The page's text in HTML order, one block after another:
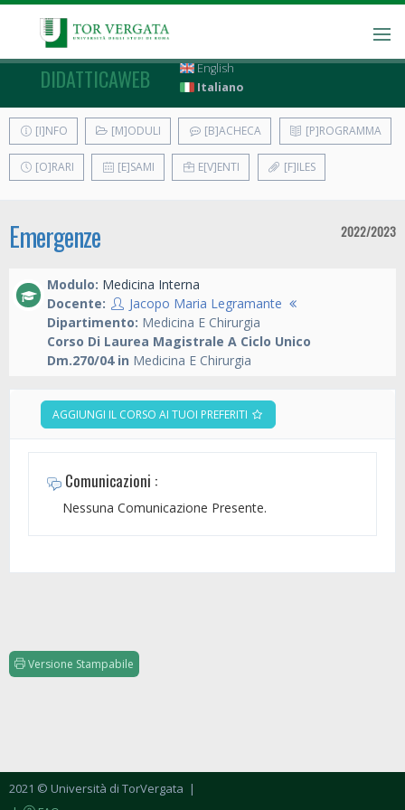
DIDATTICAWEB
English
Italiano
[I]NFO [M]ODULI [B]ACHECA [P]ROGRAMMA
[O]RARI [E]SAMI E[V]ENTI [F]ILES
Emergenze 2022/2023
Modulo: Medicina Interna
Docente:
Jacopo Maria Legramante
Dipartimento: Medicina E Chirurgia
Corso Di Laurea Magistrale A Ciclo Unico
Dm.270/04 in Medicina E Chirurgia
AGGIUNGI IL CORSO AI TUOI PREFERITI
Comunicazioni :
Nessuna Comunicazione Presente.
Versione Stampabile
2021 © Università di TorVergata |